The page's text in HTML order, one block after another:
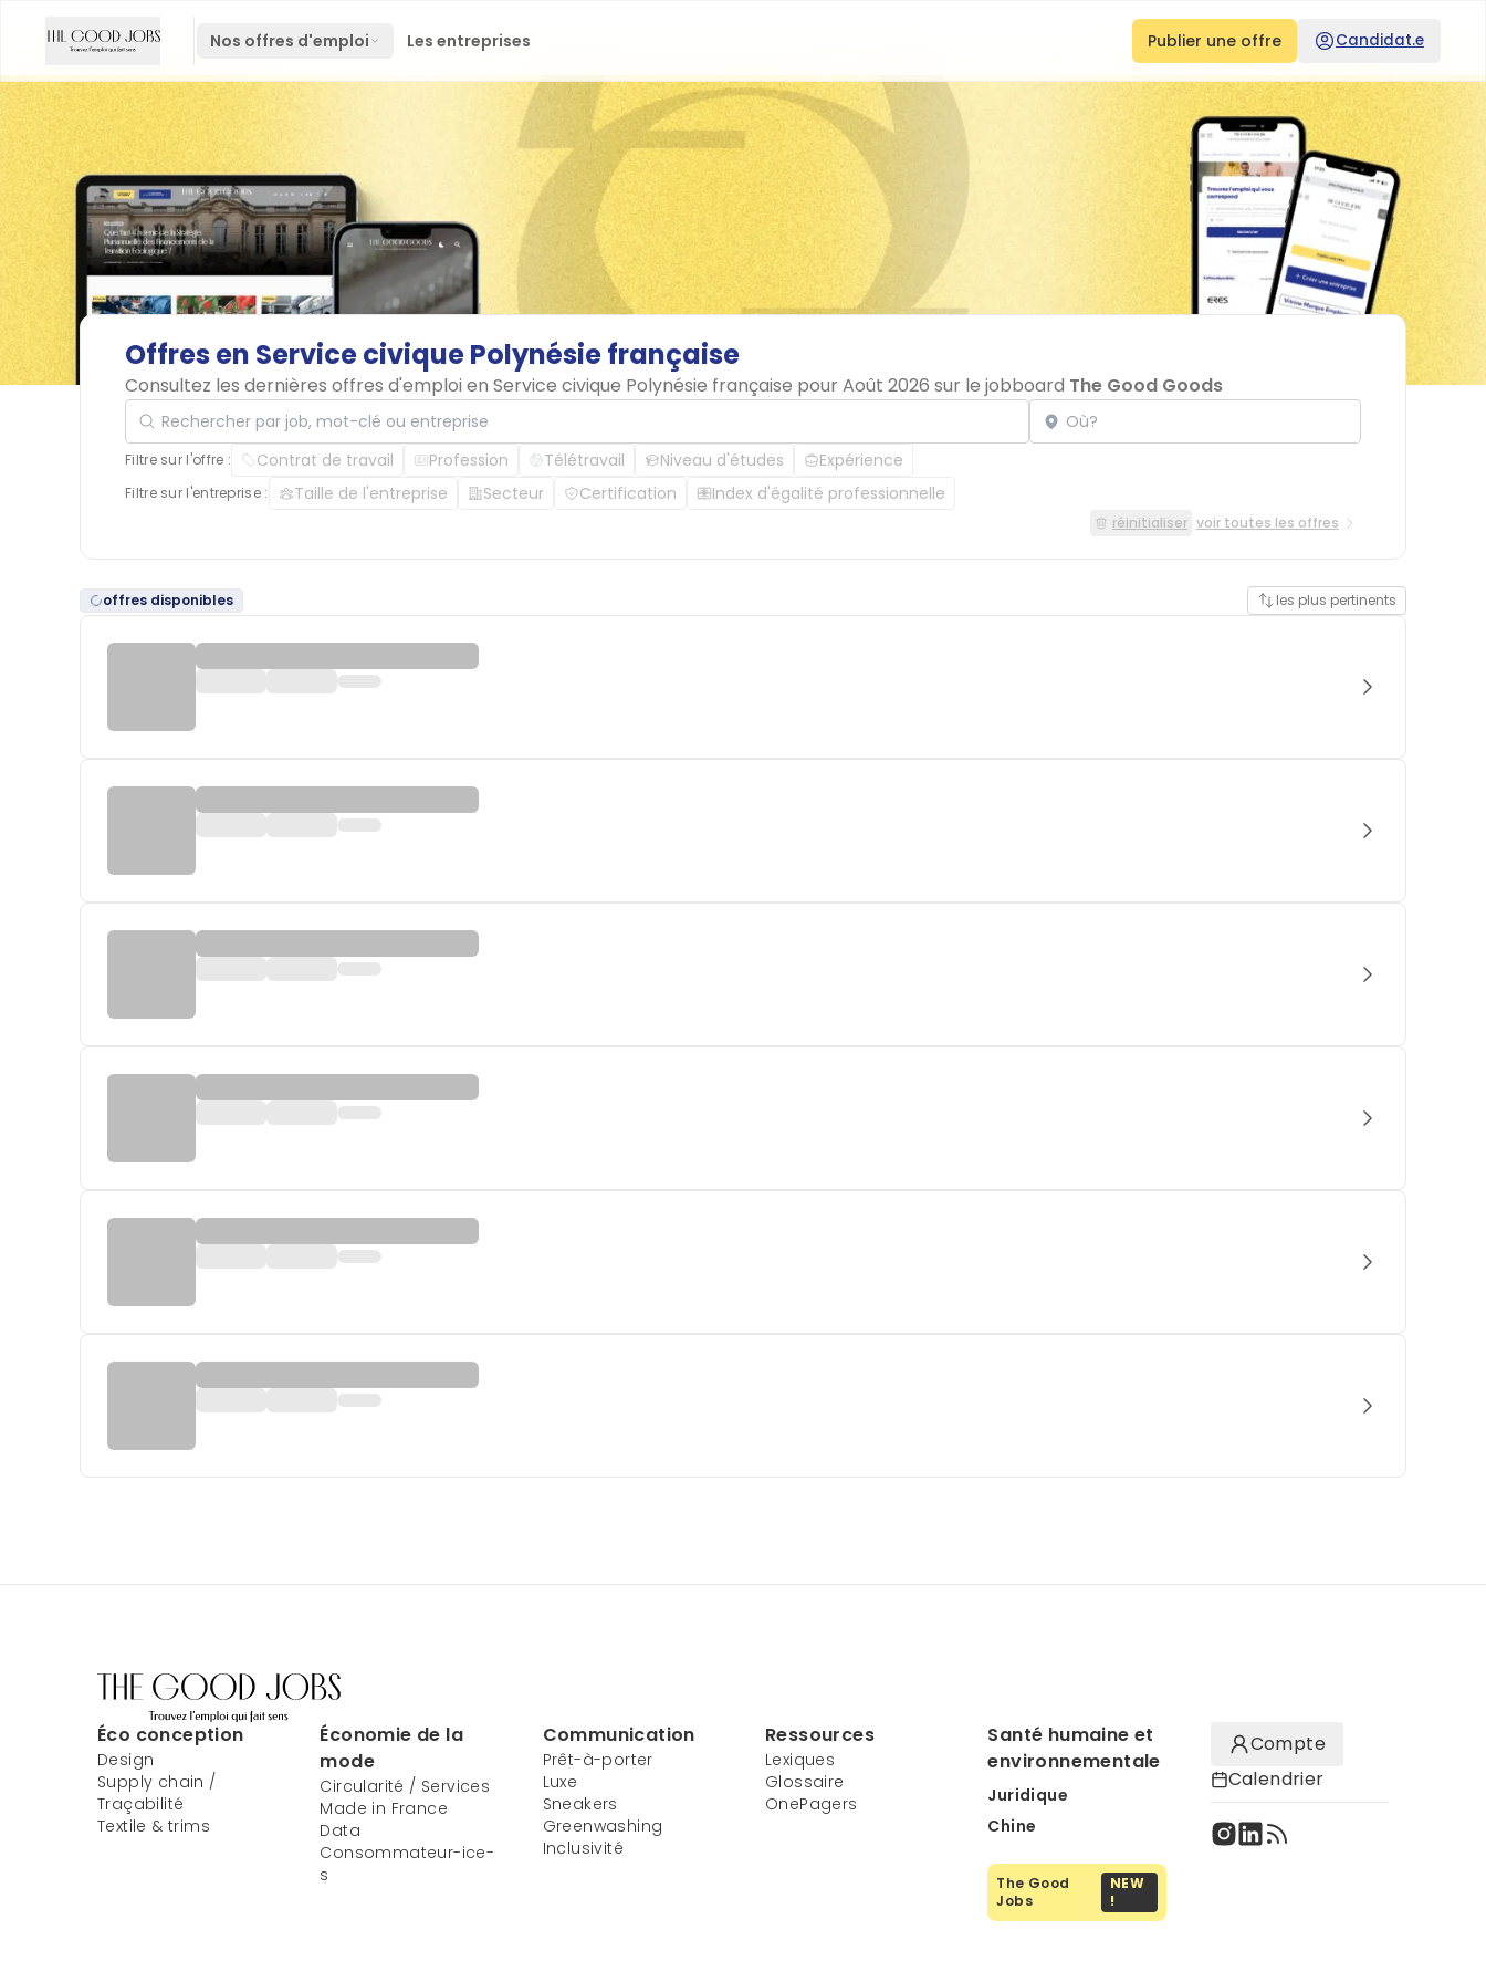
Nos offres d'emploi Les entreprises Publier une offre Candidat.e
Offres en ServiceciviquePolynésiefrançaise
Consultez les dernières offres d'emploi en Service civique Polynésie française pour Août 2026 sur le jobboard The Good Goods
Rechercher par job, mot-clé ou entreprise Localisation
Filtre sur l'offre : Contrat de travail Profession Télétravail Niveau d'études Expérience
Filtre sur l'entreprise : Taille de l'entreprise Secteur Certification Index d'égalité professionnelle
réinitialiser voir toutes les offres
offres disponibles les plus pertinents
Éco conception
Design
Supply chain /
Traçabilité
Textile & trims
Économie de la
mode
Circularité / Services
Made in France
Data
Consommateur-ice-
s
Communication
Prêt-à-porter
Luxe
Sneakers
Greenwashing
Inclusivité
Ressources
Lexiques
Glossaire
OnePagers
Santé humaine et
environnementale
Juridique
Chine
The Good
Jobs
NEW
!
Compte
Calendrier